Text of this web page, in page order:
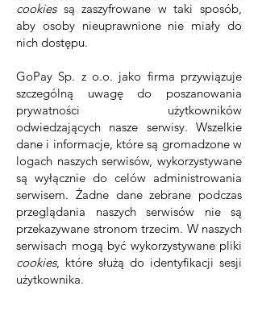
cookiessą zaszyfrowane w taki sposób,
aby osoby nieuprawnione nie miały do
nich dostępu.
GoPay Sp. z o.o. jako firma przywiązuje
szczególną uwagę do poszanowania
prywatności użytkowników
odwiedzających nasze serwisy. Wszelkie
dane i informacje, które są gromadzone w
logach naszych serwisów, wykorzystywane
są wyłącznie do celów administrowania
serwisem. Żadne dane zebrane podczas
przeglądania naszych serwisów nie są
przekazywane stronom trzecim. W naszych
serwisach mogą być wykorzystywane pliki
cookies, które służą do identyfikacji sesji
użytkownika.